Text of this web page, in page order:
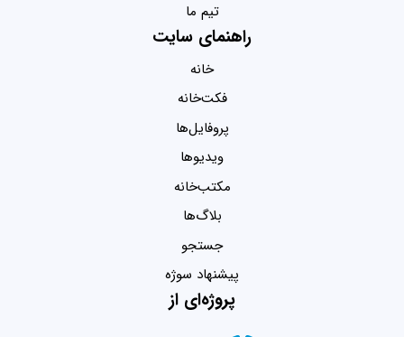
تیم ما
راهنمای سایت
خانه
فکت‌خانه
پروفایل‌ها
ویدیو‌ها
مکتب‌خانه
بلاگ‌ها
جستجو
پیشنهاد سوژه
پروژه‌ای از